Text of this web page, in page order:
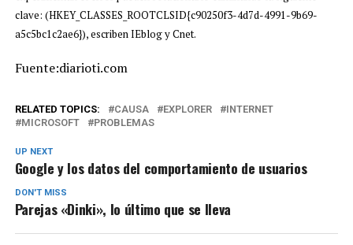
clave: (HKEY_CLASSES_ROOTCLSID{c90250f3-4d7d-4991-9b69-
a5c5bc1c2ae6}), escriben IEblog y Cnet.
Fuente:diarioti.com
RELATED TOPICS: CAUSA EXPLORER
INTERNET
MICROSOFT
PROBLEMAS
UP NEXT
Google y los datos del comportamiento de usuarios
DON'T MISS
Parejas «Dinki», lo último que se lleva